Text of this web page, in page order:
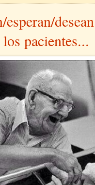
esperan/
pacientes...